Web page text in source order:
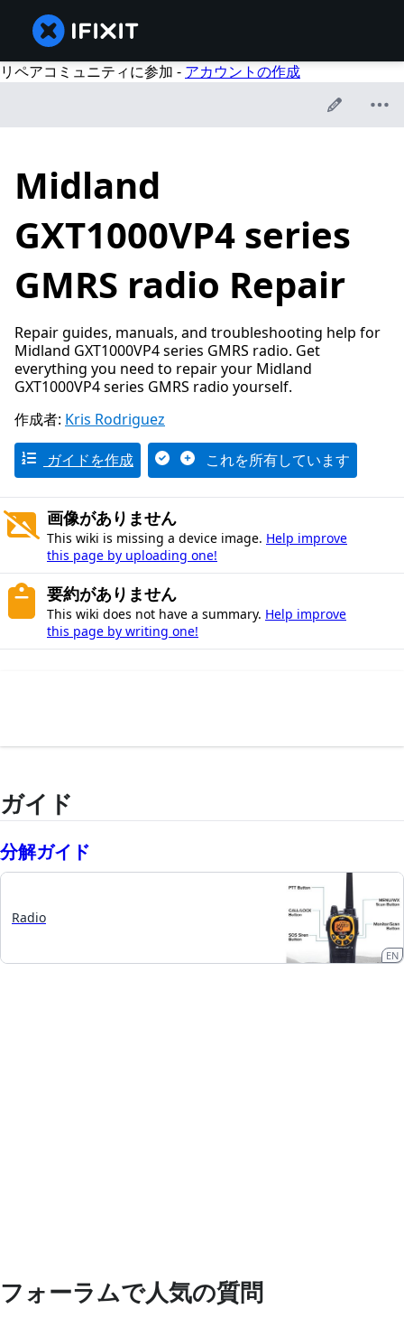
リペアコミュニティに参加 - アカウントの作成
Midland
GXT1000VP4 series
GMRS radio Repair
Repair guides, manuals, and troubleshooting help for
Midland GXT1000VP4 series GMRS radio. Get
everything you need to repair your Midland
GXT1000VP4 series GMRS radio yourself.
作成者: Kris Rodriguez
ガイドを作成 これを所有しています
画像がありません
This wiki is missing a device image. Help improve
this page by uploading one!
要約がありません
This wiki does not have a summary. Help improve
this page by writing one!
ガイド
分解ガイド
Radio
EN
フォーラムで人気の質問